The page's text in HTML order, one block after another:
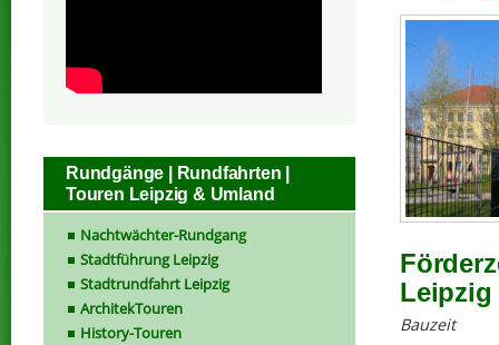
Leipzig
Bauzeit
Rundgänge | Rundfahrten |
Touren Leipzig & Umland
Nachtwächter-Rundgang
Stadtführung Leipzig
Stadtrundfahrt Leipzig
ArchitekTouren
History-Touren